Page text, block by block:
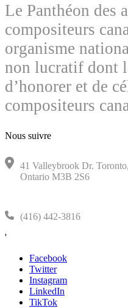
Le Panthéon des
compositeurs
organisme
non lucratif dont
d’honorer et de
compositeurs
Nous suivre
41 Valleybrook Dr. Toronto,
Ontario M3B 2S6
(416) 442-3816
'
Facebook
Twitter
Instagram
LinkedIn
TikTok